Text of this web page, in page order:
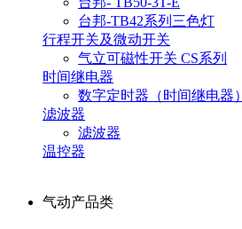
台邦-TB42系列三色灯
行程开关及微动开关
气立可磁性开关 CS系列
时间继电器
数字定时器（时间继电器）
滤波器
滤波器
温控器
气动产品类